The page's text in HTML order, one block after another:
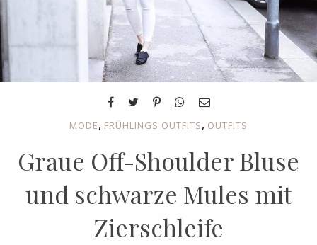
MODE, FRÜHLINGS OUTFITS, OUTFITS
Graue Off-Shoulder Bluse
und schwarze Mules mit
Zierschleife